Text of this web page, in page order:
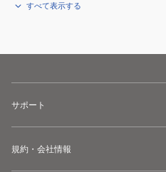
すべて表示する
サポート
規約・会社情報